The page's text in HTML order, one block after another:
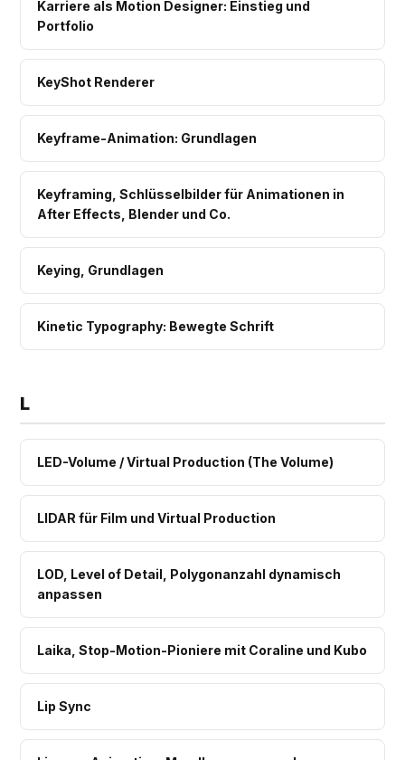
Karriere als Motion Designer: Einstieg und
Portfolio
KeyShot Renderer
Keyframe-Animation: Grundlagen
Keyframing, Schlüsselbilder für Animationen in
After Effects, Blender und Co.
Keying, Grundlagen
Kinetic Typography: Bewegte Schrift
L
LED-Volume / Virtual Production (The Volume)
LIDAR für Film und Virtual Production
LOD, Level of Detail, Polygonanzahl dynamisch
anpassen
Laika, Stop-Motion-Pioniere mit Coraline und Kubo
Lip Sync